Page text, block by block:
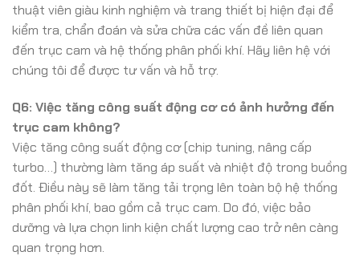
thuật viên giàu kinh nghiệm và trang thiết bị hiện đại để
kiểm tra, chẩn đoán và sửa chữa các vấn đề liên quan
đến trục cam và hệ thống phân phối khí. Hãy liên hệ với
chúng tôi để được tư vấn và hỗ trợ.
Q6: Việc tăng công suất động cơ có ảnh hưởng đến
trục cam không?
Việc tăng công suất động cơ (chip tuning, nâng cấp
turbo…) thường làm tăng áp suất và nhiệt độ trong buồng
đốt. Điều này sẽ làm tăng tải trọng lên toàn bộ hệ thống
phân phối khí, bao gồm cả trục cam. Do đó, việc bảo
dưỡng và lựa chọn linh kiện chất lượng cao trở nên càng
quan trọng hơn.